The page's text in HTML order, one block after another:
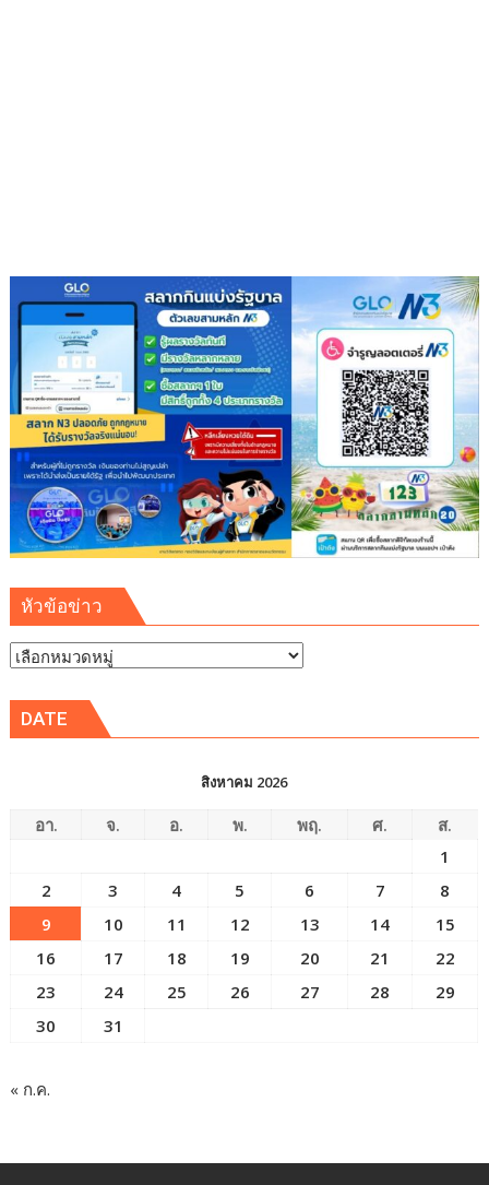
คน
27ล้าน
ล้าน
ดอล
ล่า
หัวข้อข่าว
หัวข้อ
DATE
สิงหาคม 2026
อา. จ. อ. พ. พฤ. ศ.
ส.
1
2
3 4 5 6 7
8
9
10 11 12 13 14
15
16
17 18 19 20 21
22
23
24 25 26 27 28
29
30
31
« ก.ค.